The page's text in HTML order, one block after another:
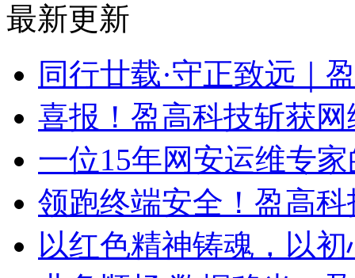
最新更新
同行廿载·守正致远｜
喜报！盈高科技斩获
一位15年网安运维专
领跑终端安全！盈高
以红色精神铸魂，以